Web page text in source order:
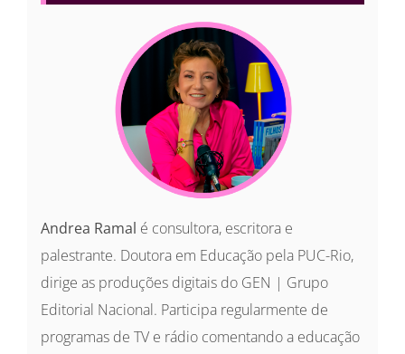
Andrea Ramal é consultora, escritora e
palestrante. Doutora em Educação pela PUC-Rio,
dirige as produções digitais do GEN | Grupo
Editorial Nacional. Participa regularmente de
programas de TV e rádio comentando a educação